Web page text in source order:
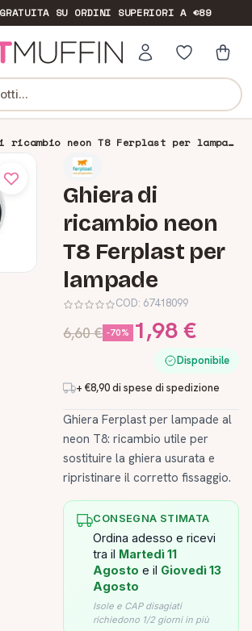
SU ORDINI SUPERIORI A €89
Ghiera di ricambio neon T8 Ferplast per lampade
Ghiera di
ricambio neon
T8 Ferplast per
lampade
COD: 67418099
6,60 € -70% 1,98 €
Disponibile
+ €8,90 di spese di spedizione
Ghiera Ferplast per lampade al
neon T8: ricambio utile per
sostituire la ghiera usurata e
ripristinare il corretto fissaggio.
CONSEGNA STIMATA
Ordina adesso e ricevi
tra il Martedì 11
Agosto e il Giovedì 13
Agosto
Isole e CAP disagiati
richiedono 1/2 giorni in più